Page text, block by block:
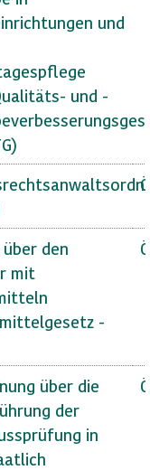
und
und -
über den
mit
-
über die
der
in